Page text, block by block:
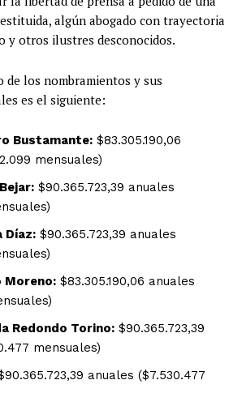
algún abogado con trayectoria
y otros ilustres desconocidos.
los nombramientos y sus
es el siguiente:
Bustamante: $83.305.190,06
mensuales)
$90.365.723,39 anuales
Díaz: $90.365.723,39 anuales
Moreno: $83.305.190,06 anuales
Redondo Torino: $90.365.723,39
mensuales)
anuales ($7.530.477